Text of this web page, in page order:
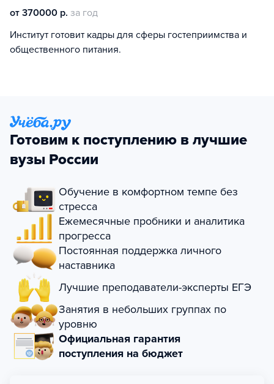
от 370000 р. за год
Институт готовит кадры для сферы гостеприимства и
общественного питания.
Готовим к поступлению в лучшие
вузы России
Обучение в комфортном темпе без
стресса
Ежемесячные пробники и аналитика
прогресса
Постоянная поддержка личного
наставника
Лучшие преподаватели-эксперты ЕГЭ
Занятия в небольших группах по
уровню
Официальная гарантия
поступления на бюджет